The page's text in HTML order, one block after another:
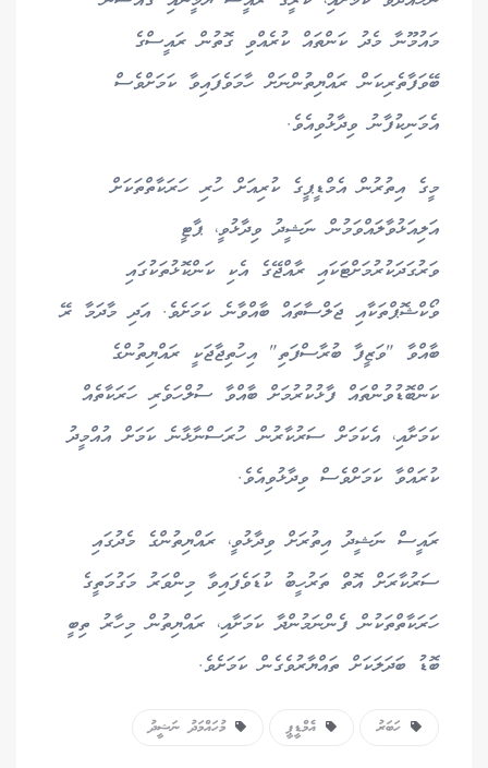
މައުމޫނާ މެދު ކަންތައް ކުރެއްވި ގޮތުން ރައީސްގެ
ބޭވަފާތެރިކަން ރައްޔިތުންނަށް ހާމަވެފައިވާ ކަމަށްވެސް
އެމަނިކުފާނު ވިދާޅުވިއެވެ.
މީގެ އިތުރުން އެމްޑީޕީގެ ކުރިއަށް ހުރި ހަރަކާތްތަކަށް
އަލިއަޅުވާލައްވަމުން ނަޝީދު ވިދާޅުވީ، ޕާޓީ
ވަރުގަދަކުރުމަށްޓަކައި ރާއްޖޭގެ އެކި ކަންކޮޅުތަކުގައި
ވޯކްޝޮޕްތަކާއި ޖަލްސާތައް ބާއްވާނެ ކަމަށެވެ. އަދި މާދަމާ ރޭ
ބާއްވާ "ވަޒީފާ ބުރާސްފަތި" އިހުތިޖާޖަކީ ރައްޔިތުންގެ
ކަންބޮޑުވުންތައް ފާޅުކުރުމަށް ބާއްވާ ސުލްހަވެރި ހަރަކާތެއް
ކަމަށާއި، އެކަމަށް ސަރުކާރުން ހުރަސްނާޅާނެ ކަމަށް އުއްމީދު
ކުރައްވާ ކަމަށްވެސް ވިދާޅުވިއެވެ.
ރައީސް ނަޝީދު އިތުރަށް ވިދާޅުވީ، ރައްޔިތުންގެ މެދުގައި
ސަރުކާރަށް އޮތް ތަރުހީބު ކުޑަވެފައިވާ މިންވަރު މަގުމަތީގެ
ހަރަކާތްތަކުން ފެންނަމުންދާ ކަމަށާއި، ރައްޔިތުން މިހާރު ތިބީ
ބޮޑު ބަދަލަކަށް ތައްޔާރުވެގެން ކަމަށެވެ.
ހަބަރު އެމްޑީޕީ މުހައްމަދު ނަޝީދު